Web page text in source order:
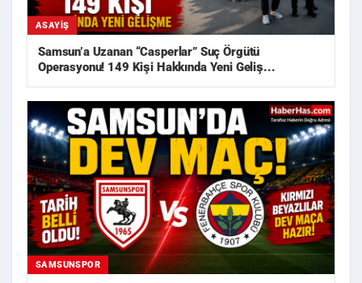
ASAYIŞ
Samsun’a Uzanan “Casperlar” Suç Örgütü
Operasyonu! 149 Kişi Hakkında Yeni Geliş...
SAMSUNSPOR